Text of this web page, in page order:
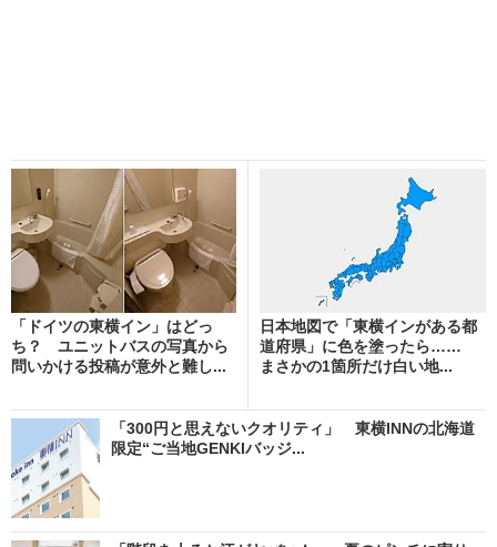
「ドイツの東横イン」はどっ
ち？ ユニットバスの写真から
問いかける投稿が意外と難し...
日本地図で「東横インがある都
道府県」に色を塗ったら……
まさかの1箇所だけ白い地...
「300円と思えないクオリティ」 東横INNの北海道
限定“ご当地GENKIバッジ...